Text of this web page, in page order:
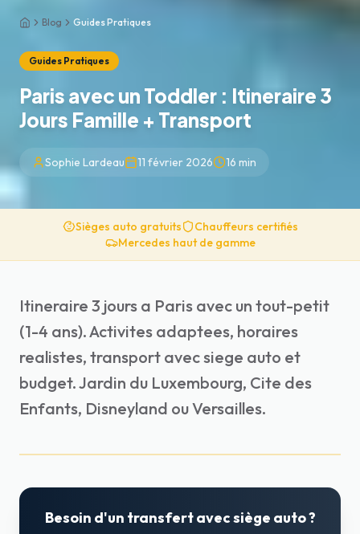
AccueilBlog Guides Pratiques
Guides Pratiques
Paris avec un Toddler : Itineraire 3
Jours Famille + Transport
Sophie Lardeau 11 février 2026 16 min
Sièges auto gratuits
Chauffeurs certifiés
Mercedes haut de gamme
Itineraire 3 jours a Paris avec un tout-petit
(1-4 ans). Activites adaptees, horaires
realistes, transport avec siege auto et
budget. Jardin du Luxembourg, Cite des
Enfants, Disneyland ou Versailles.
Besoin d'un transfert avec siège auto ?